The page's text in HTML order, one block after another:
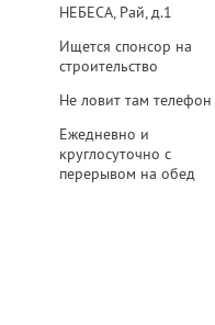
НЕБЕСА, Рай, д.1
Ищется спонсор на
строительство
Не ловит там телефон
Ежедневно и
круглосуточно с
перерывом на обед